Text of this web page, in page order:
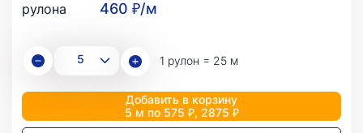
рулона
460 ₽/м
1 рулон = 25 м
Добавить в корзину
5 м по 575 ₽, 2875 ₽